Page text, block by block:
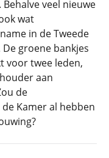
veel nieuwe
wat
in de Tweede
groene bankjes
voor twee leden,
aan
de
Kamer al hebben